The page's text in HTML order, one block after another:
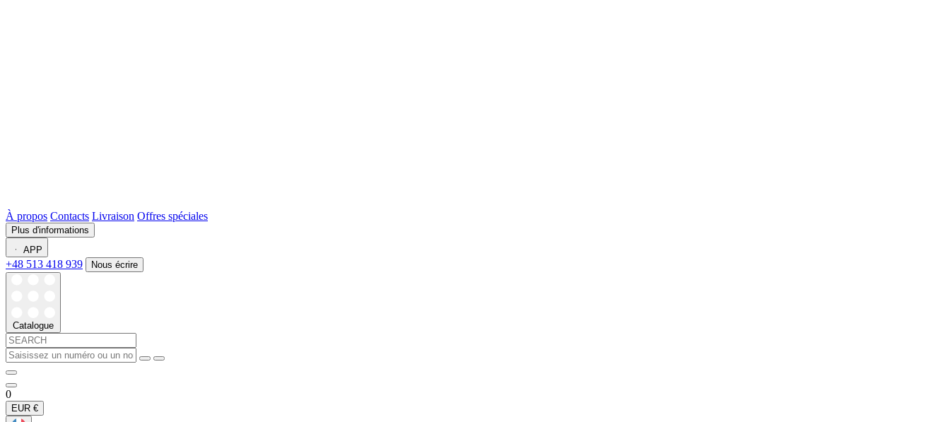
À propos Contacts Livraison Offres spéciales
Plus d'informations
APP
+48 513 418 939 Nous écrire
Catalogue
0
EUR €